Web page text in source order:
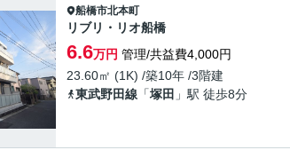
船橋市北本町
リブリ・リオ船橋
6.6万円 管理/共益費4,000円
23.60㎡ (1K) /築10年 /3階建
東武野田線 「塚田 」駅 徒歩8分